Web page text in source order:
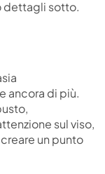
dettagli sotto.
ancora di più.
sul viso,
un punto